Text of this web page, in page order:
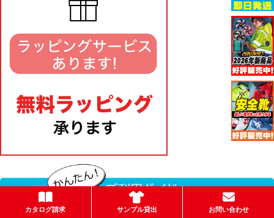
カタログ請求 サンプル貸出 お問い合わせ